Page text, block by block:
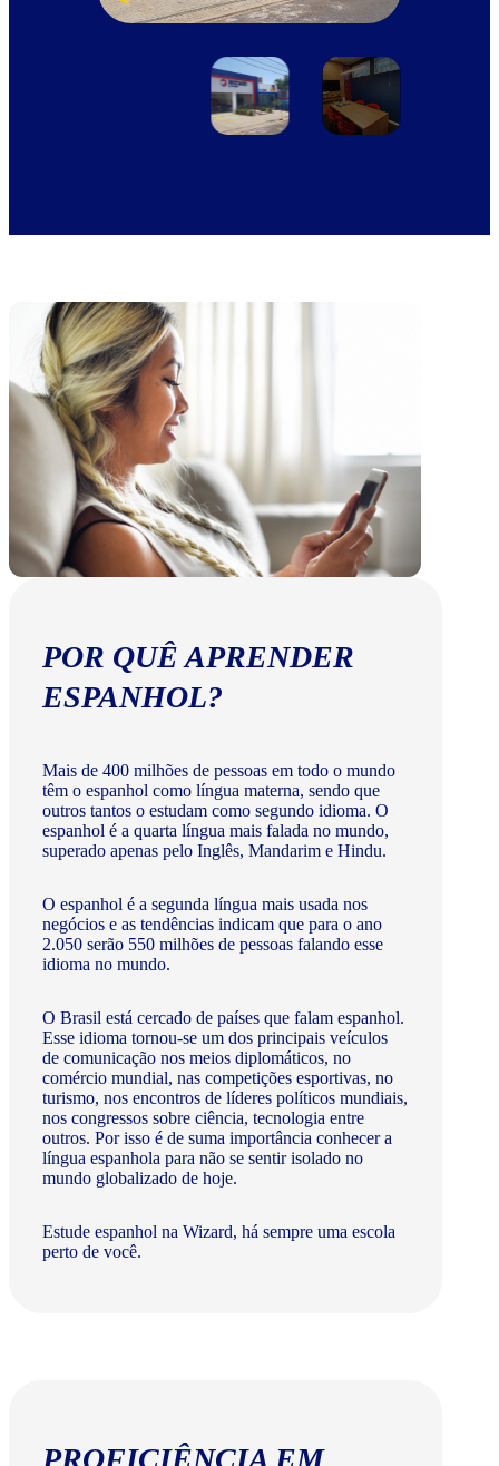
POR QUÊ APRENDER
ESPANHOL?
Mais de 400 milhões de pessoas em todo o mundo
têm o espanhol como língua materna, sendo que
outros tantos o estudam como segundo idioma. O
espanhol é a quarta língua mais falada no mundo,
superado apenas pelo Inglês, Mandarim e Hindu.
O espanhol é a segunda língua mais usada nos
negócios e as tendências indicam que para o ano
2.050 serão 550 milhões de pessoas falando esse
idioma no mundo.
O Brasil está cercado de países que falam espanhol.
Esse idioma tornou-se um dos principais veículos
de comunicação nos meios diplomáticos, no
comércio mundial, nas competições esportivas, no
turismo, nos encontros de líderes políticos mundiais,
nos congressos sobre ciência, tecnologia entre
outros. Por isso é de suma importância conhecer a
língua espanhola para não se sentir isolado no
mundo globalizado de hoje.
Estude espanhol na Wizard, há sempre uma escola
perto de você.
PROFICIÊNCIA EM